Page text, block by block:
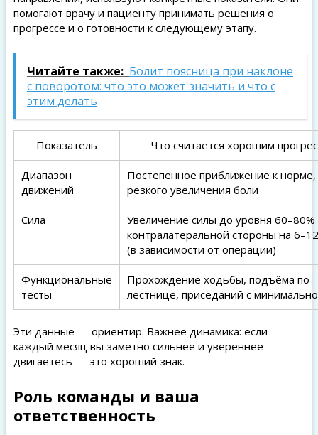
помогают врачу и пациенту принимать решения о
прогрессе и о готовности к следующему этапу.
Читайте также: Болит поясница при наклоне
с поворотом: что это может значить и что с
этим делать
Показатель Что считается хорошим
Диапазон
движений
Постепенное приближение к норме,
резкого увеличения боли
Сила
Увеличение силы до уровня 60–80%
контралатеральной стороны на
(в зависимости от операции)
Функциональные
тесты
Прохождение ходьбы, подъёма по
лестнице, приседаний с
Эти данные — ориентир. Важнее динамика: если
каждый месяц вы заметно сильнее и увереннее
двигаетесь — это хороший знак.
Роль команды и ваша
ответственность